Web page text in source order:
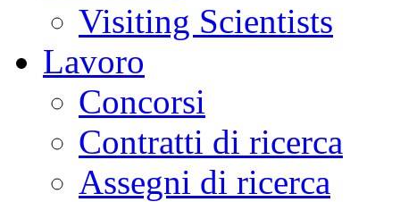
Visiting Scientists
Lavoro
Concorsi
Contratti di ricerca
Assegni di ricerca